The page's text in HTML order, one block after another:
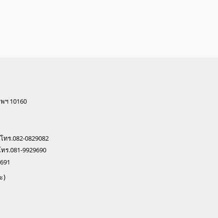
ฯ 10160
ร.082-0829082
.081-9929690
)